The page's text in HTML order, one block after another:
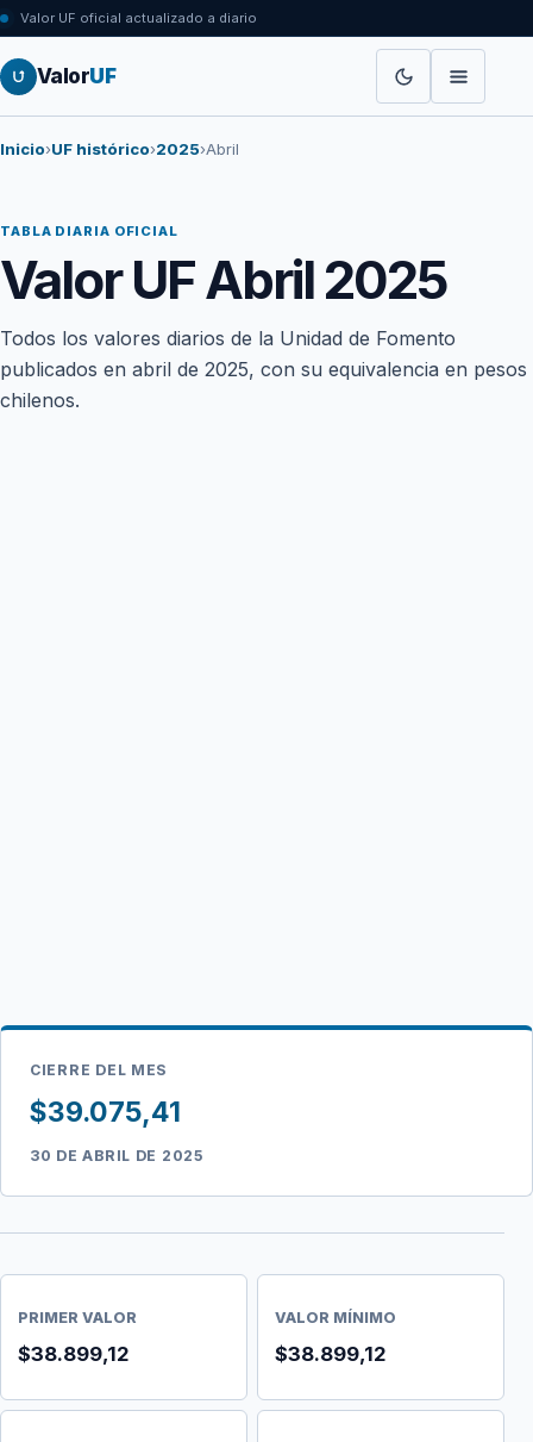
Valor UF oficial actualizado a diario
ValorUF
Inicio›UF histórico›2025›Abril
TABLA DIARIA OFICIAL
Valor UF Abril 2025
Todos los valores diarios de la Unidad de Fomento
publicados en abril de 2025, con su equivalencia en pesos
chilenos.
CIERRE DEL MES
$39.075,41
30 DE ABRIL DE 2025
PRIMER VALOR
$38.899,12
VALOR MÍNIMO
$38.899,12